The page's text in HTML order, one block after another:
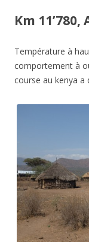
Km
Température à
comportement à
course au kenya a